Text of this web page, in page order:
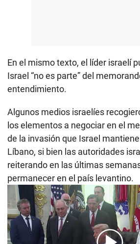
En el mismo texto, el líder israelí
Israel “no es parte” del
entendimiento.
Algunos medios israelíes
los elementos a negociar en el
de la invasión que Israel mantiene
Líbano, si bien las autoridades
reiterando en las últimas
permanecer en el país levantino.